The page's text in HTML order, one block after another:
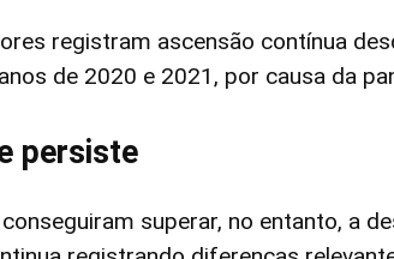
registram ascensão contínua
de 2020 e 2021, por causa da
persiste
superar, no entanto, a